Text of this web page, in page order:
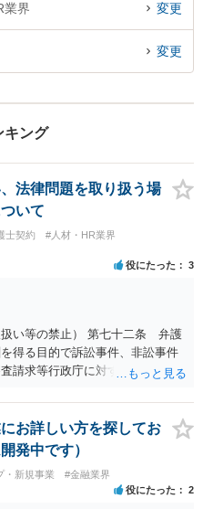
業界 変更
変更
キング
法律問題を取り扱う場
いて
士契約
#人材・HR業界
役にたった 3
い等の禁止） 第七十二条 弁護
得る目的で訴訟事件、非訟事件
請求等行政庁に対する不服申立
らの周旋をすることを業とする
は他の法律に別段の定めがある
する場合だけでなく、弁護士で
も違法ですから、問題になるか
お詳しい方を探してお
発中です）
・新規事業 #金融業界
役にたった 2